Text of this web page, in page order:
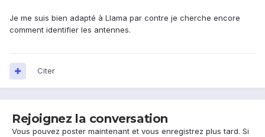
Je me suis bien adapté à Llama par contre je cherche encore
comment identifier les antennes.
Citer
Rejoignez la conversation
Vous pouvez poster maintenant et vous enregistrez plus tard. Si